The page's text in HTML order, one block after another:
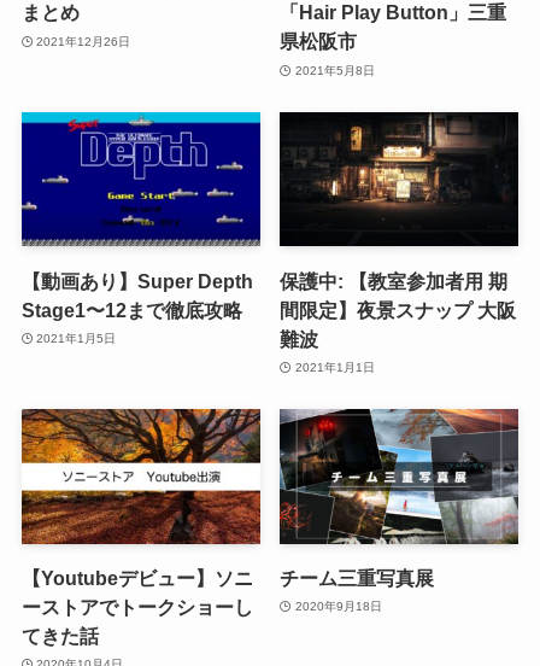
まとめ
2021年12月26日
「Hair Play Button」三重
県松阪市
2021年5月8日
【動画あり】Super Depth
Stage1〜12まで徹底攻略
2021年1月5日
保護中: 【教室参加者用 期
間限定】夜景スナップ 大阪
難波
2021年1月1日
【Youtubeデビュー】ソニ
ーストアでトークショーし
てきた話
チーム三重写真展
2020年9月18日